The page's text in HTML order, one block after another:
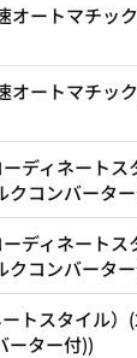
ートマチッ
ートマチッ
ィネートス
コンバータ
ィネートス
コンバータ
トスタイル）
ーター付))